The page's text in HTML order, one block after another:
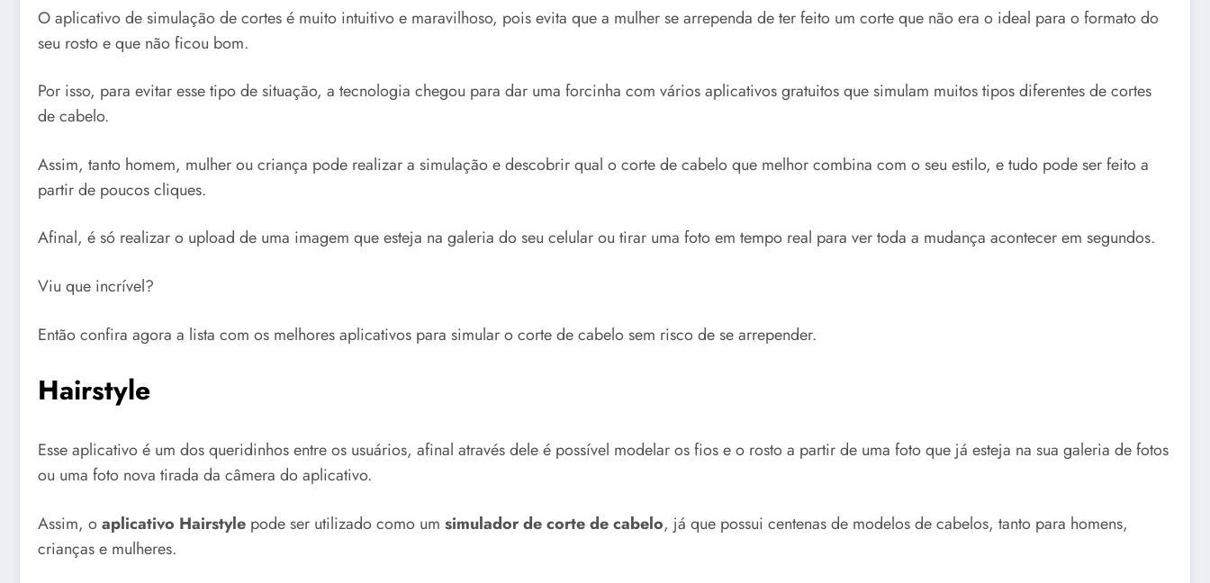
O aplicativo de simulação de cortes é muito intuitivo e maravilhoso, pois evita que a mulher se arrependa de ter feito um corte que não era o ideal para o formato do
seu rosto e que não ficou bom.
Por isso, para evitar esse tipo de situação, a tecnologia chegou para dar uma forcinha com vários aplicativos gratuitos que simulam muitos tipos diferentes de cortes
de cabelo.
Assim, tanto homem, mulher ou criança pode realizar a simulação e descobrir qual o corte de cabelo que melhor combina com o seu estilo, e tudo pode ser feito a
partir de poucos cliques.
Afinal, é só realizar o upload de uma imagem que esteja na galeria do seu celular ou tirar uma foto em tempo real para ver toda a mudança acontecer em segundos.
Viu que incrível?
Então confira agora a lista com os melhores aplicativos para simular o corte de cabelo sem risco de se arrepender.
Hairstyle
Esse aplicativo é um dos queridinhos entre os usuários, afinal através dele é possível modelar os fios e o rosto a partir de uma foto que já esteja na sua galeria de fotos
ou uma foto nova tirada da câmera do aplicativo.
Assim, oaplicativo Hairstyle pode ser utilizado como um simulador de corte de cabelo, já que possui centenas de modelos de cabelos, tanto para homens,
crianças e mulheres.